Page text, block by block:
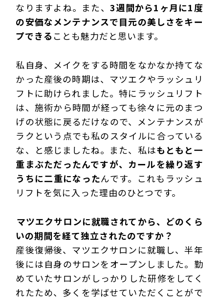
なりますよね。また、 3週間から1ヶ月に1度
の安価なメンテナンスで目元の美しさをキー
プできる ことも魅力だと思います。
私自身、メイクをする時間をなかなか持てな
かった産後の時期は、マツエクやラッシュリ
フトに助けられました。特にラッシュリフト
は、施術から時間が経っても徐々に元のまつ
げの状態に戻るだけなので、メンテナンスが
ラクという点でも私のスタイルに合っている
な、と感じましたね。また、私はもともと一
重まぶただったんですが、カールを繰り返す
うちに二重になったんです。これもラッシュ
リフトを気に入った理由のひとつです。
―――マツエクサロンに就職されてから、どのくら
いの期間を経て独立されたのですか？
産後復帰後、マツエクサロンに就職し、半年
後には自身のサロンをオープンしました。勤
めていたサロンがしっかりした研修をしてく
れたため、多くを学ばせていただくことがで